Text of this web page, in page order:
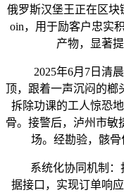
俄罗斯汉堡王正在区块
oin，用于励客户忠实
产物，显著
2025年6月7日清晨
顶，跟着一声沉闷的榔
拆除功课的工人惊恐
骨。接警后，泸州市敏
场。经勘验，骸骨
系统化协同机制：
据接口，实现订单响